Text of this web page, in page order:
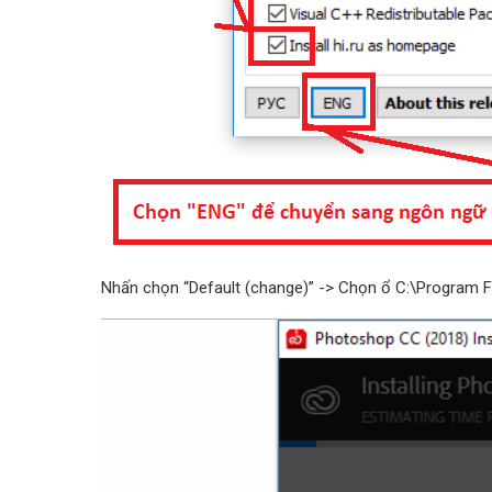
Nhấn chọn “Default (change)” -> Chọn ổ C:\Program